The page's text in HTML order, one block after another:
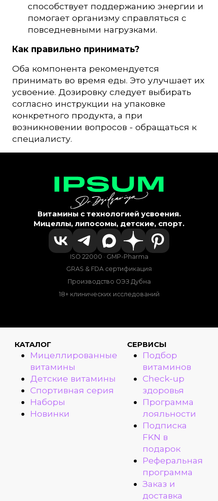
способствует поддержанию энергии и
помогает организму справляться с
повседневными нагрузками.
Как правильно принимать?
Оба компонента рекомендуется
принимать во время еды. Это улучшает их
усвоение. Дозировку следует выбирать
согласно инструкции на упаковке
конкретного продукта, а при
возникновении вопросов - обращаться к
специалисту.
Витамины с технологией усвоения.
Мицеллы, липосомы, детские, спорт.
ISO 22000 · GMP-Pharma
GRAS & FDA сертификация
Производство ОЭЗ Дубна
18+ клинических исследований
КАТАЛОГ
Мицеллированные
витамины
Детские витамины
Спортивная серия
Наборы
Новинки
СЕРВИСЫ
Подбор
витаминов
Check-up
здоровья
Программа
лояльности
Подписка
FKN в
подарок
Реферальная
программа
Заказ и
доставка